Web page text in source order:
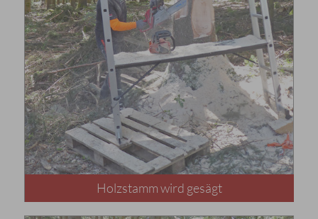
Holzstamm wird gesägt